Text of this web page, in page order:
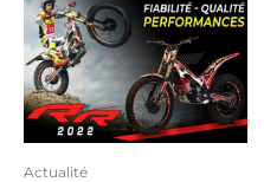
Actualité